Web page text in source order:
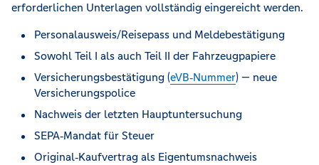
erforderlichen Unterlagen vollständig eingereicht werden.
Personalausweis/Reisepass und Meldebestätigung
Sowohl Teil I als auch Teil II der Fahrzeugpapiere
Versicherungsbestätigung (eVB‑Nummer) — neue
Versicherungspolice
Nachweis der letzten Hauptuntersuchung
SEPA‑Mandat für Steuer
Original‑Kaufvertrag als Eigentumsnachweis